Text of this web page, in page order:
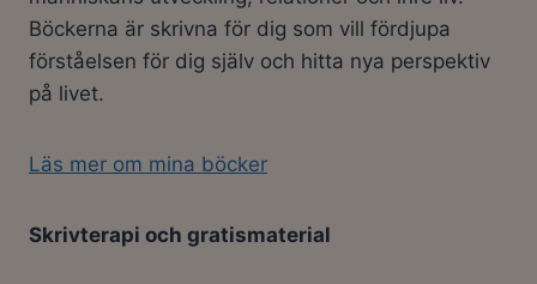
Böckerna är skrivna för dig som vill fördjupa
förståelsen för dig själv och hitta nya perspektiv
på livet.
Läs mer om mina böcker
Skrivterapi och gratismaterial